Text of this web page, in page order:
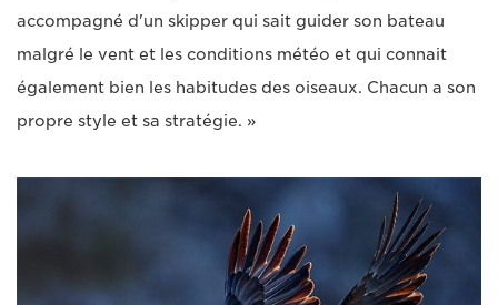
accompagné d'un skipper qui sait guider son bateau
malgré le vent et les conditions météo et qui connait
également bien les habitudes des oiseaux. Chacun a son
propre style et sa stratégie. »